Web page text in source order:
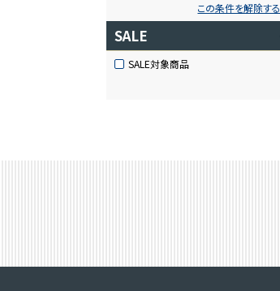
この条件を解除する
SALE
SALE対象商品